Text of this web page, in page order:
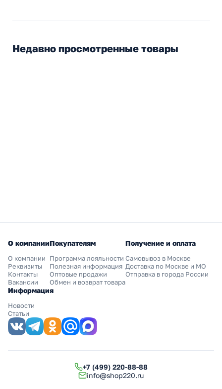
Недавно просмотренные товары
О компании
О компании
Реквизиты
Контакты
Вакансии
Покупателям
Программа лояльности
Полезная информация
Оптовые продажи
Обмен и возврат товара
Получение и оплата
Самовывоз в Москве
Доставка по Москве и МО
Отправка в города России
Информация
Новости
Статьи
+7 (499) 220-88-88
info@shop220.ru